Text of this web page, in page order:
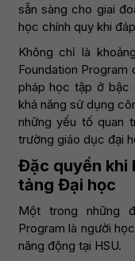
sẵn sàng cho giai
học chính quy khi
Không chỉ là
Foundation Program
pháp học tập ở bậc
khả năng sử dụng
những yếu tố quan
trường giáo dục đại
Đặc quyền khi
tảng Đại học
Một trong những
Program là người
năng động tại HSU.